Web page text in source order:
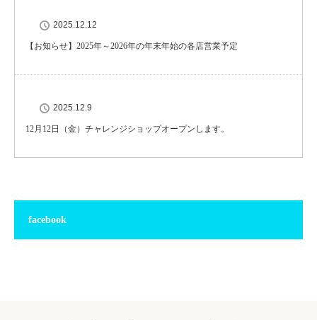
2025.12.12
【お知らせ】2025年～2026年の年末年始の各店営業予定
2025.12.9
12月12日（金）チャレンジショップオープンします。
facebook